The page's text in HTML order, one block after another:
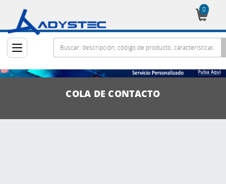
0
COLA DE CONTACTO